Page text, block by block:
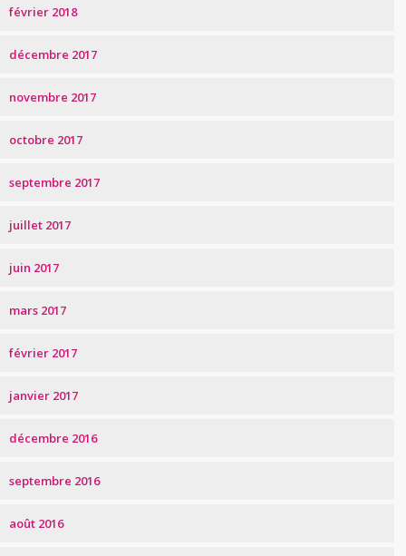
février 2018
décembre 2017
novembre 2017
octobre 2017
septembre 2017
juillet 2017
juin 2017
mars 2017
février 2017
janvier 2017
décembre 2016
septembre 2016
août 2016